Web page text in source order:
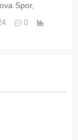
Spor,
ile 1-1
dedi.
0